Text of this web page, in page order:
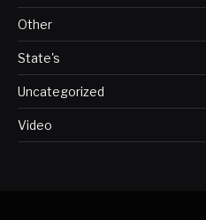
Other
State's
Uncategorized
Video